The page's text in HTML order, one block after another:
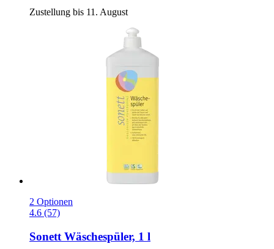
Zustellung bis 11. August
2 Optionen
4.6 (57)
Sonett Wäschespüler, 1 l